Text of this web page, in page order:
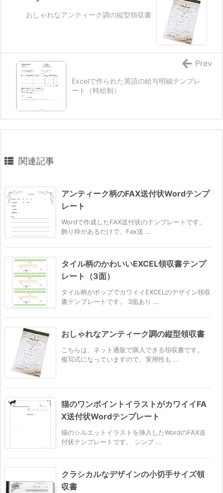
おしゃれなアンティーク調の縦型領収書
Excelで作られた英語の給与明細テンプレ
ート（時給制）
Prev
関連記事
アンティーク柄のFAX送付状Wordテンプ
レート
Wordで作成したFAX送付状のテンプレートです。
飾り枠があるだけで、Fax送 ...
タイル柄のかわいいEXCEL領収書テンプ
レート（3面）
タイル柄がポップでカワイイEXCELのデザイン領収
書テンプレートです。 3面あり ...
おしゃれなアンティーク調の縦型領収書
こちらは、ネット通販で購入できる領収書です。
複写式になっていますので、実用性も ...
猫のワンポイントイラストがカワイイFA
X送付状Wordテンプレート
猫のシルエットイラストを挿入したWordのFAX送
付状テンプレートです。 シンプ ...
クラシカルなデザインの小切手サイズ領
収書